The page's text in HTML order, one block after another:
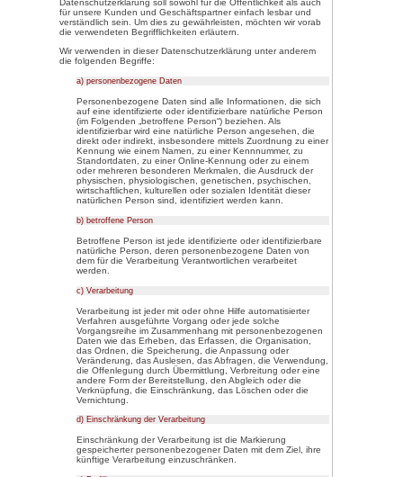
Die Verarbeitung
Namens, der Anschrift, E-Mail-
betroffenen Person, erfolgt
Datenschutz-
für die Badenpage GmbH
Datenschutzbestimmungen.
möchte unser Unternehmen
und Zweck der von uns
personenbezogenen Daten
betroffene Personen mittels
die ihnen zustehenden Rechte
Die Badenpage GmbH hat als
Maßnahmen umgesetzt, um
der über diese Internetseite
Daten sicherzustellen.
Datenübertragungen
sodass ein absoluter Schutz
Aus diesem Grund steht es
personenbezogene Daten
beispielsweise telefonisch, an